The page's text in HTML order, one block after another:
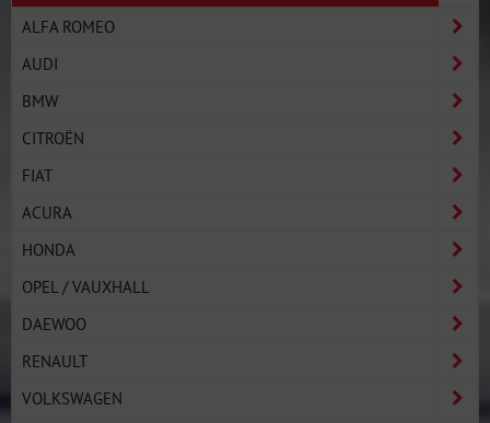
ALFA ROMEO
AUDI
BMW
CITROËN
FIAT
ACURA
HONDA
OPEL / VAUXHALL
DAEWOO
RENAULT
VOLKSWAGEN